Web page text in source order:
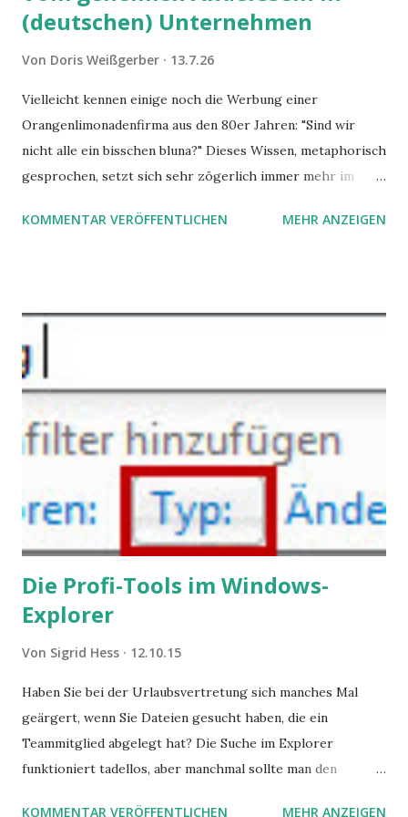
(deutschen) Unternehmen
Von Doris Weißgerber 13.7.26
Vielleicht kennen einige noch die Werbung einer
Orangenlimonadenfirma aus den 80er Jahren: "Sind wir
nicht alle ein bisschen bluna?" Dieses Wissen, metaphorisch
gesprochen, setzt sich sehr zögerlich immer mehr im
gleich. Im Arbeitskontext kann es zu nicht verstandenen
Angstzuständen ihrer Mitglieder. Dafür könnte es Gründe
geben, die weitgehend noch im Dunkeln zu liegen scheinen.
KOMMENTAR VERÖFFENTLICHEN MEHR ANZEIGEN
Die Profi-Tools im Windows-
Explorer
Von Sigrid Hess 12.10.15
Haben Sie bei der Urlaubsvertretung sich manches Mal
geärgert, wenn Sie Dateien gesucht haben, die ein
Teammitglied abgelegt hat? Die Suche im Explorer
funktioniert tadellos, aber manchmal sollte man den
KOMMENTAR VERÖFFENTLICHEN MEHR ANZEIGEN